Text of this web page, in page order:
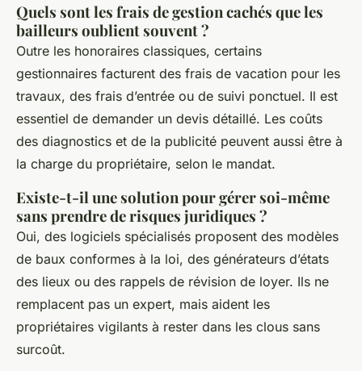
Quels sont les frais de gestion cachés que les
bailleurs oublient souvent ?
Outre les honoraires classiques, certains
gestionnaires facturent des frais de vacation pour les
travaux, des frais d’entrée ou de suivi ponctuel. Il est
essentiel de demander un devis détaillé. Les coûts
des diagnostics et de la publicité peuvent aussi être à
la charge du propriétaire, selon le mandat.
Existe-t-il une solution pour gérer soi-même
sans prendre de risques juridiques ?
Oui, des logiciels spécialisés proposent des modèles
de baux conformes à la loi, des générateurs d’états
des lieux ou des rappels de révision de loyer. Ils ne
remplacent pas un expert, mais aident les
propriétaires vigilants à rester dans les clous sans
surcoût.